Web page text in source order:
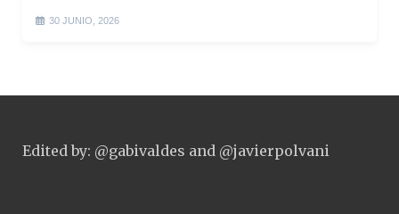
30 JUNIO, 2026
Edited by: @gabivaldes and @javierpolvani